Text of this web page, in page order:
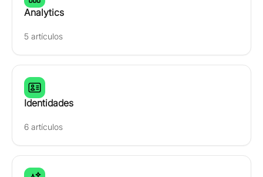
Analytics
5 artículos
Identidades
6 artículos